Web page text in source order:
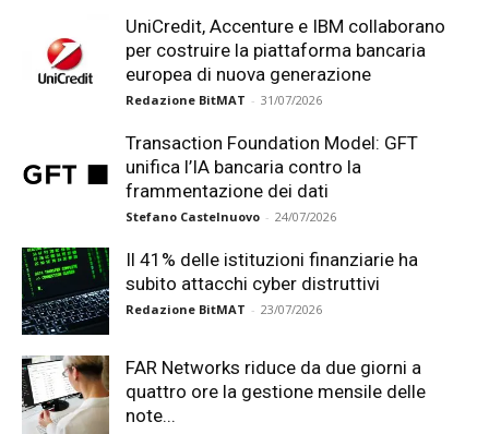
UniCredit, Accenture e IBM collaborano
per costruire la piattaforma bancaria
europea di nuova generazione
Redazione BitMAT - 31/07/2026
Transaction Foundation Model: GFT
unifica l’IA bancaria contro la
frammentazione dei dati
Stefano Castelnuovo - 24/07/2026
Il 41% delle istituzioni finanziarie ha
subito attacchi cyber distruttivi
Redazione BitMAT - 23/07/2026
FAR Networks riduce da due giorni a
quattro ore la gestione mensile delle
note...